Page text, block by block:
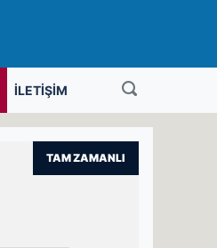
İLETIŞIM
TAM ZAMANLI